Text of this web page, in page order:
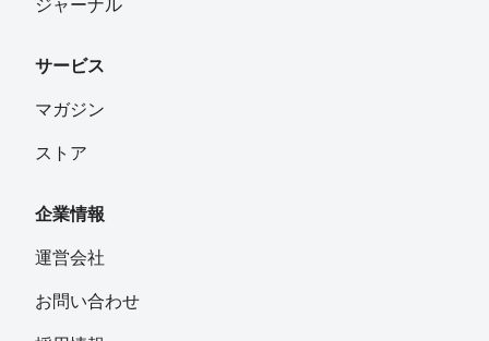
ジャーナル
サービス
マガジン
ストア
企業情報
運営会社
お問い合わせ